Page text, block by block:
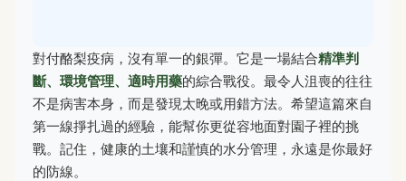
對付酪梨疫病，沒有單一的銀彈。它是一場結合精準判
斷、環境管理、適時用藥的綜合戰役。最令人沮喪的往往
不是病害本身，而是發現太晚或用錯方法。希望這篇來自
第一線掙扎過的經驗，能幫你更從容地面對園子裡的挑
戰。記住，健康的土壤和謹慎的水分管理，永遠是你最好
的防線。